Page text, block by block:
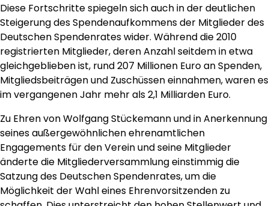
Diese Fortschritte spiegeln sich auch in der deutlichen
Steigerung des Spendenaufkommens der Mitglieder des
Deutschen Spendenrates wider. Während die 2010
registrierten Mitglieder, deren Anzahl seitdem in etwa
gleichgeblieben ist, rund 207 Millionen Euro an Spenden,
Mitgliedsbeiträgen und Zuschüssen einnahmen, waren es
im vergangenen Jahr mehr als 2,1 Milliarden Euro.
Zu Ehren von Wolfgang Stückemann und in Anerkennung
seines außergewöhnlichen ehrenamtlichen
Engagements für den Verein und seine Mitglieder
änderte die Mitgliederversammlung einstimmig die
Satzung des Deutschen Spendenrates, um die
Möglichkeit der Wahl eines Ehrenvorsitzenden zu